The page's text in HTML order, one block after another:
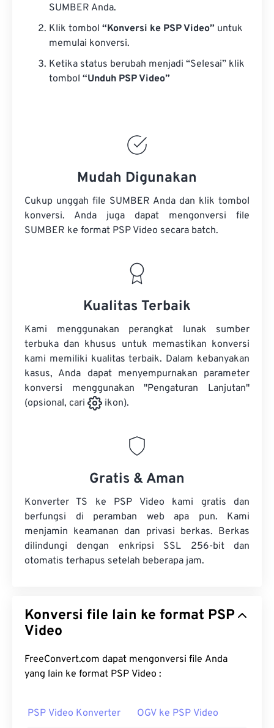
SUMBER Anda.
Klik tombol “Konversi ke PSP Video” untuk
memulai konversi.
Ketika status berubah menjadi “Selesai” klik
tombol “Unduh PSP Video”
Mudah Digunakan
Cukup unggah file SUMBER Anda dan klik tombol
konversi. Anda juga dapat mengonversi file
SUMBER ke format PSP Video secara batch.
Kualitas Terbaik
Kami menggunakan perangkat lunak sumber
terbuka dan khusus untuk memastikan konversi
kami memiliki kualitas terbaik. Dalam kebanyakan
kasus, Anda dapat menyempurnakan parameter
konversi menggunakan "Pengaturan Lanjutan"
(opsional, cari
ikon).
Gratis & Aman
Konverter TS ke PSP Video kami gratis dan
berfungsi di peramban web apa pun. Kami
menjamin keamanan dan privasi berkas. Berkas
dilindungi dengan enkripsi SSL 256-bit dan
otomatis terhapus setelah beberapa jam.
Konversi file lain ke format PSP
Video
FreeConvert.com dapat mengonversi file Anda
yang lain ke format PSP Video :
PSP Video Konverter OGV ke PSP Video